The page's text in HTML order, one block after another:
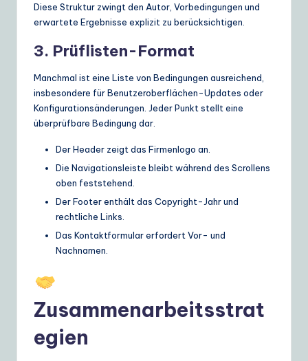
Diese Struktur zwingt den Autor, Vorbedingungen und
erwartete Ergebnisse explizit zu berücksichtigen.
3. Prüflisten-Format
Manchmal ist eine Liste von Bedingungen ausreichend,
insbesondere für Benutzeroberflächen-Updates oder
Konfigurationsänderungen. Jeder Punkt stellt eine
überprüfbare Bedingung dar.
Der Header zeigt das Firmenlogo an.
Die Navigationsleiste bleibt während des Scrollens
oben feststehend.
Der Footer enthält das Copyright-Jahr und
rechtliche Links.
Das Kontaktformular erfordert Vor- und
Nachnamen.
Zusammenarbeitsstrat
egien